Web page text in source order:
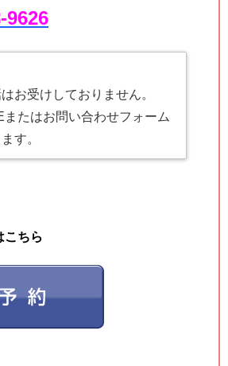
9626
お受けしておりません。
またはお問い合わせフォーム
す。
こちら